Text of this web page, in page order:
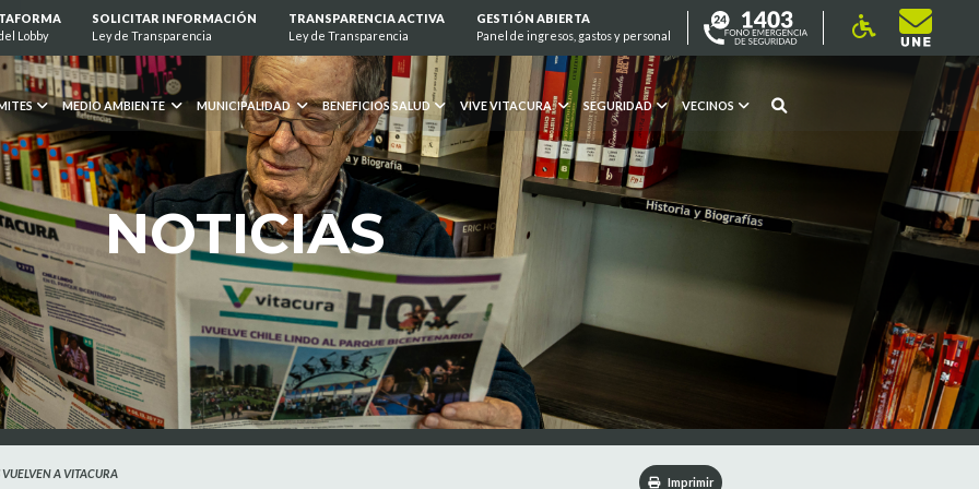
Lobby
SOLICITAR INFORMACIÓN
Ley de Transparencia
TRANSPARENCIA ACTIVA
Ley de Transparencia
GESTIÓN ABIERTA
Panel de ingresos, gastos y personal
MEDIO AMBIENTE MUNICIPALIDAD BENEFICIOS SALUD VIVE VITACURA SEGURIDAD VECINOS
NOTICIAS
VUELVEN A VITACURA
Imprimir